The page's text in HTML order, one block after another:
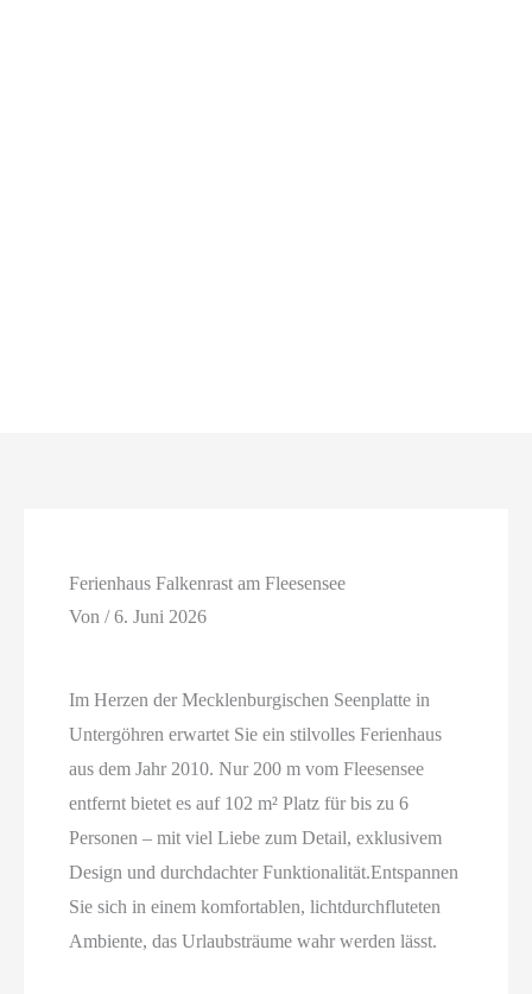
Ferienhaus Falkenrast am Fleesensee
Von/6. Juni 2026
Im Herzen der Mecklenburgischen Seenplatte in
Untergöhren erwartet Sie ein stilvolles Ferienhaus
aus dem Jahr 2010. Nur 200 m vom Fleesensee
entfernt bietet es auf 102 m² Platz für bis zu 6
Personen – mit viel Liebe zum Detail, exklusivem
Design und durchdachter Funktionalität.Entspannen
Sie sich in einem komfortablen, lichtdurchfluteten
Ambiente, das Urlaubsträume wahr werden lässt.